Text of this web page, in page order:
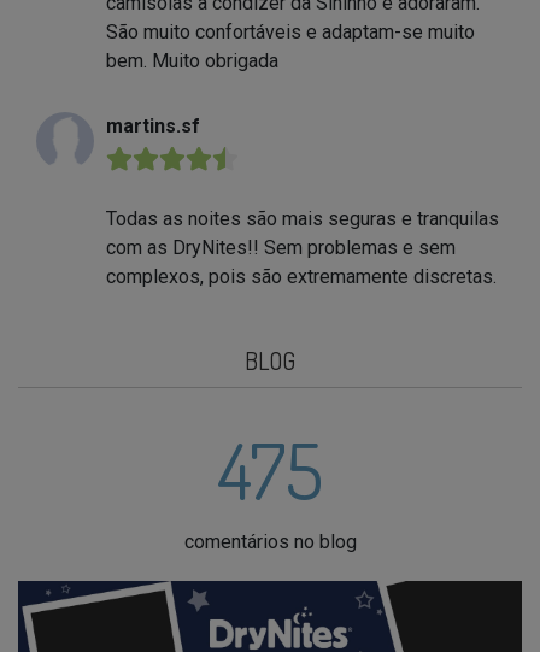
São muito confortáveis e adaptam-se muito
bem. Muito obrigada
martins.sf
★★★★★
Todas as noites são mais seguras e tranquilas
com as DryNites!! Sem problemas e sem
complexos, pois são extremamente discretas.
BLOG
475
comentários no blog